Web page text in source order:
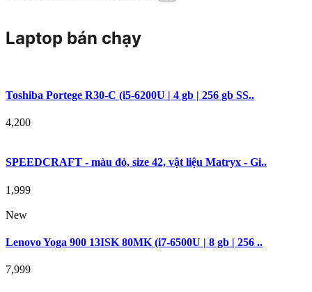
Laptop bán chạy
Toshiba Portege R30-C (i5-6200U | 4 gb | 256 gb SS..
4,200
SPEEDCRAFT - màu đỏ, size 42, vật liệu Matryx - Gi..
1,999
New
Lenovo Yoga 900 13ISK 80MK (i7-6500U | 8 gb | 256 ..
7,999